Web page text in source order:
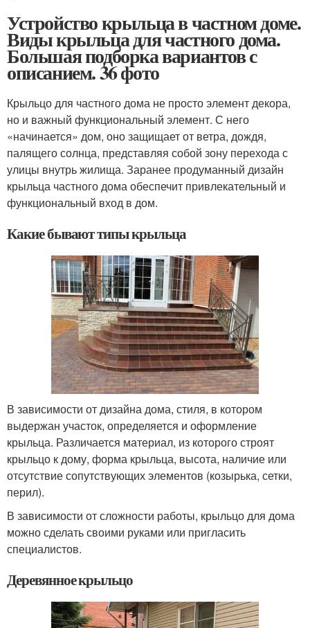
Устройство крыльца в частном доме.
Виды крыльца для частного дома.
Большая подборка вариантов с
описанием. 36 фото
Крыльцо для частного дома не просто элемент декора,
но и важный функциональный элемент. С него
«начинается» дом, оно защищает от ветра, дождя,
палящего солнца, представляя собой зону перехода с
улицы внутрь жилища. Заранее продуманный дизайн
крыльца частного дома обеспечит привлекательный и
функциональный вход в дом.
Какие бывают типы крыльца
В зависимости от дизайна дома, стиля, в котором
выдержан участок, определяется и оформление
крыльца. Различается материал, из которого строят
крыльцо к дому, форма крыльца, высота, наличие или
отсутствие сопутствующих элементов (козырька, сетки,
перил).
В зависимости от сложности работы, крыльцо для дома
можно сделать своими руками или пригласить
специалистов.
Деревянное крыльцо